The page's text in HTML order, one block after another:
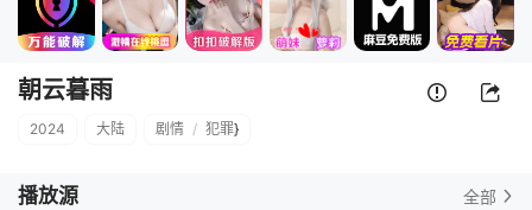
朝云暮雨
2024 大陆 剧情 / 犯罪}
播放源 全部